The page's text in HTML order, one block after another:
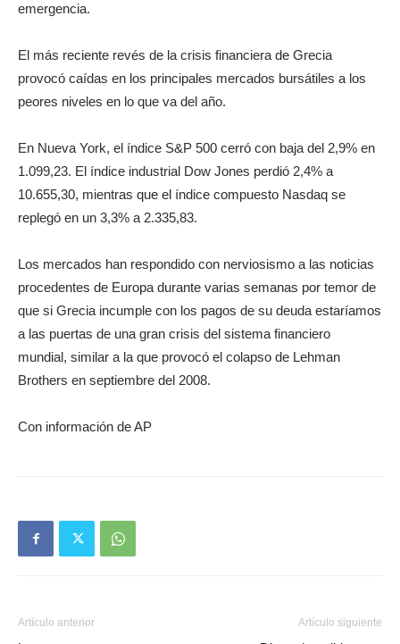
emergencia.
El más reciente revés de la crisis financiera de Grecia
provocó caídas en los principales mercados bursátiles a los
peores niveles en lo que va del año.
En Nueva York, el índice S&P 500 cerró con baja del 2,9% en
1.099,23. El índice industrial Dow Jones perdió 2,4% a
10.655,30, mientras que el índice compuesto Nasdaq se
replegó en un 3,3% a 2.335,83.
Los mercados han respondido con nerviosismo a las noticias
procedentes de Europa durante varias semanas por temor de
que si Grecia incumple con los pagos de su deuda estaríamos
a las puertas de una gran crisis del sistema financiero
mundial, similar a la que provocó el colapso de Lehman
Brothers en septiembre del 2008.
Con información de AP
Artículo anterior Artículo siguiente